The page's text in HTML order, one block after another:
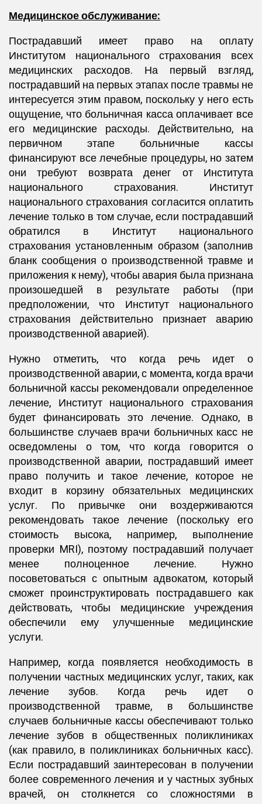
Медицинское обслуживание:
Пострадавший имеет право на оплату
Институтом национального страхования всех
медицинских расходов. На первый взгляд,
пострадавший на первых этапах после травмы не
интересуется этим правом, поскольку у него есть
ощущение, что больничная касса оплачивает все
его медицинские расходы. Действительно, на
первичном этапе больничные кассы
финансируют все лечебные процедуры, но затем
они требуют возврата денег от Института
национального страхования. Институт
национального страхования согласится оплатить
лечение только в том случае, если пострадавший
обратился в Институт национального
страхования установленным образом (заполнив
бланк сообщения о производственной травме и
приложения к нему), чтобы авария была признана
произошедшей в результате работы (при
предположении, что Институт национального
страхования действительно признает аварию
производственной аварией).
Нужно отметить, что когда речь идет о
производственной аварии, с момента, когда врачи
больничной кассы рекомендовали определенное
лечение, Институт национального страхования
будет финансировать это лечение. Однако, в
большинстве случаев врачи больничных касс не
осведомлены о том, что когда говорится о
производственной аварии, пострадавший имеет
право получить и такое лечение, которое не
входит в корзину обязательных медицинских
услуг. По привычке они воздерживаются
рекомендовать такое лечение (поскольку его
стоимость высока, например, выполнение
проверки MRI), поэтому пострадавший получает
менее полноценное лечение. Нужно
посоветоваться с опытным адвокатом, который
сможет проинструктировать пострадавшего как
действовать, чтобы медицинские учреждения
обеспечили ему улучшенные медицинские
услуги.
Например, когда появляется необходимость в
получении частных медицинских услуг, таких, как
лечение зубов. Когда речь идет о
производственной травме, в большинстве
случаев больничные кассы обеспечивают только
лечение зубов в общественных поликлиниках
(как правило, в поликлиниках больничных касс).
Если пострадавший заинтересован в получении
более современного лечения и у частных зубных
врачей, он столкнется со сложностями в